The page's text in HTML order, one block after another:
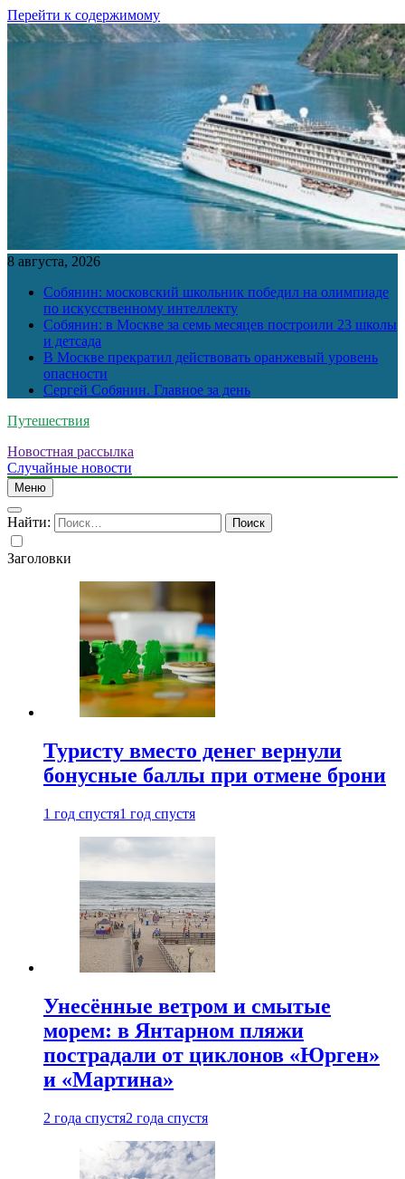
Перейти к содержимому
8 августа, 2026
Собянин: московский школьник победил на олимпиаде
по искусственному интеллекту
Собянин: в Москве за семь месяцев построили 23 школы
и детсада
В Москве прекратил действовать оранжевый уровень
опасности
Сергей Собянин. Главное за день
Путешествия
Новостная рассылка
Случайные новости
Меню
Найти:
Заголовки
Туристу вместо денег вернули
бонусные баллы при отмене брони
1 год спустя1 год спустя
Унесённые ветром и смытые
морем: в Янтарном пляжи
пострадали от циклонов «Юрген»
и «Мартина»
2 года спустя2 года спустя